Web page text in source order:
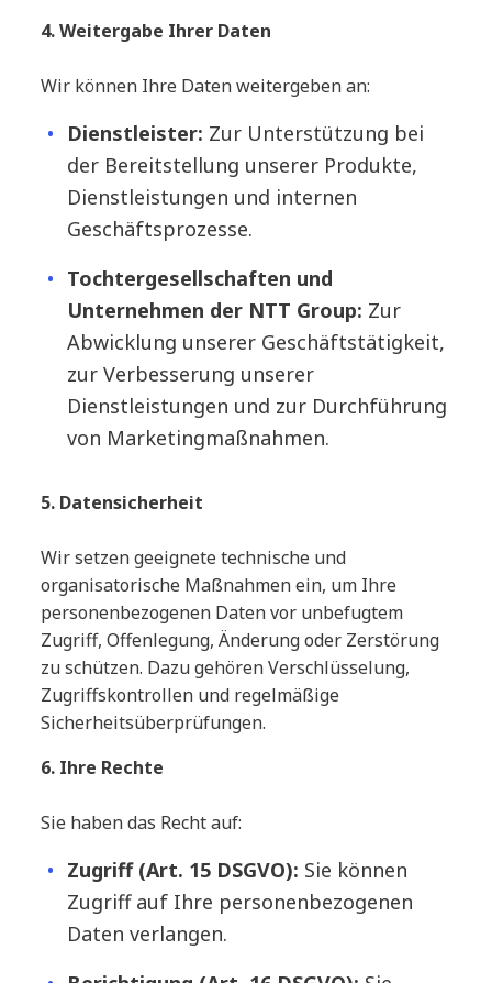
4. Weitergabe Ihrer Daten
Wir können Ihre Daten weitergeben an:
Dienstleister: Zur Unterstützung bei
der Bereitstellung unserer Produkte,
Dienstleistungen und internen
Geschäftsprozesse.
Tochtergesellschaften und
Unternehmen der NTT Group: Zur
Abwicklung unserer Geschäftstätigkeit,
zur Verbesserung unserer
Dienstleistungen und zur Durchführung
von Marketingmaßnahmen.
5. Datensicherheit
Wir setzen geeignete technische und
organisatorische Maßnahmen ein, um Ihre
personenbezogenen Daten vor unbefugtem
Zugriff, Offenlegung, Änderung oder Zerstörung
zu schützen. Dazu gehören Verschlüsselung,
Zugriffskontrollen und regelmäßige
Sicherheitsüberprüfungen.
6. Ihre Rechte
Sie haben das Recht auf:
Zugriff (Art. 15 DSGVO): Sie können
Zugriff auf Ihre personenbezogenen
Daten verlangen.